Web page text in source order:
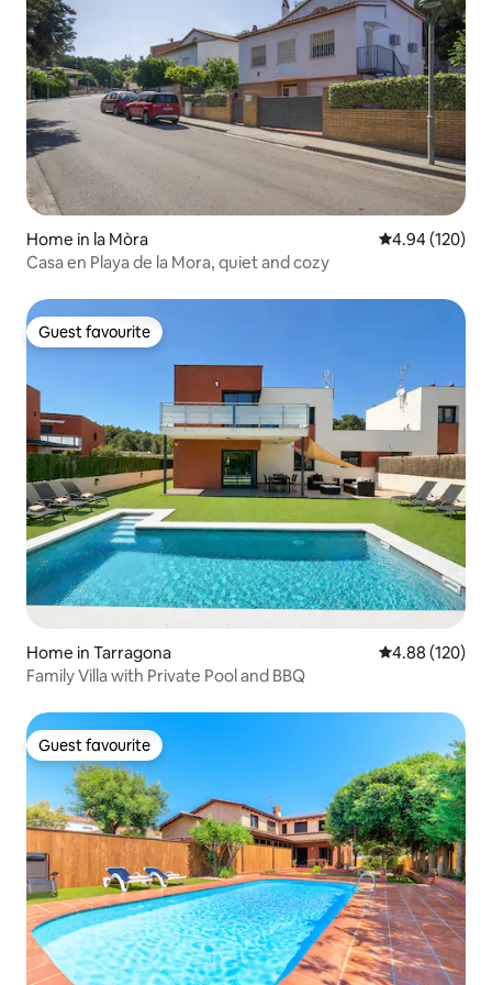
Home in la Mòra 4.94 out of 5
4.94 (120)
Casa en Playa de la Mora, quiet and cozy
Guest favourite
Guest favourite
Home in Tarragona 4.88 out of 5
4.88 (120)
Family Villa with Private Pool and BBQ
Guest favourite
Guest favourite